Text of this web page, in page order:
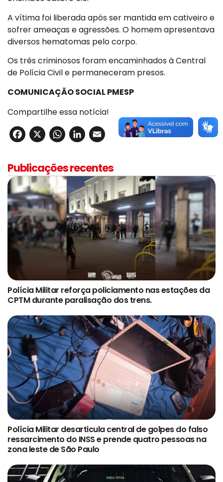
A vítima foi liberada após ser mantida em cativeiro e
sofrer ameaças e agressões. O homem apresentava
diversos hematomas pelo corpo.
Os três criminosos foram encaminhados à Central
de Polícia Civil e permaneceram presos.
COMUNICAÇÃO SOCIAL PMESP
Compartilhe essa notícia!
Facebook
X WhatsApp
LinkedIn
Email
Publicações recentes
Polícia Militar reforça policiamento nas estações da
CPTM durante paralisação dos trens.
Polícia Militar desarticula central de golpes do falso
ressarcimento do INSS e prende quatro pessoas na
zona leste de São Paulo